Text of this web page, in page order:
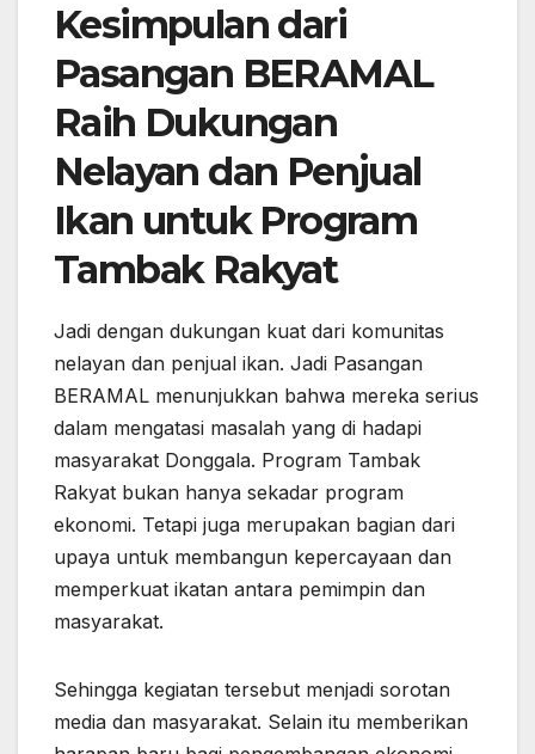
Kesimpulan dari
Pasangan BERAMAL
Raih Dukungan
Nelayan dan Penjual
Ikan untuk Program
Tambak Rakyat
Jadi dengan dukungan kuat dari komunitas
nelayan dan penjual ikan. Jadi Pasangan
BERAMAL menunjukkan bahwa mereka serius
dalam mengatasi masalah yang di hadapi
masyarakat Donggala. Program Tambak
Rakyat bukan hanya sekadar program
ekonomi. Tetapi juga merupakan bagian dari
upaya untuk membangun kepercayaan dan
memperkuat ikatan antara pemimpin dan
masyarakat.
Sehingga kegiatan tersebut menjadi sorotan
media dan masyarakat. Selain itu memberikan